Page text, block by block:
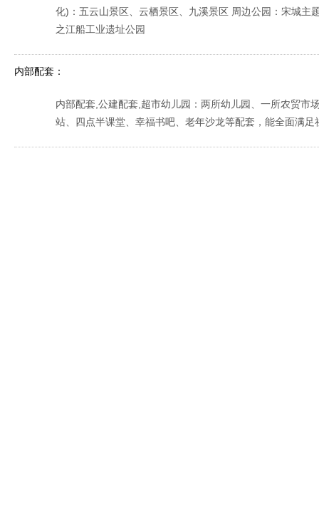
化)：五云山景区、云栖景区、九溪景区 周边公园：宋城
之江船工业遗址公园
内部配套：
内部配套,公建配套,超市幼儿园：两所幼儿园、一所农贸市
站、四点半课堂、幸福书吧、老年沙龙等配套，能全面满